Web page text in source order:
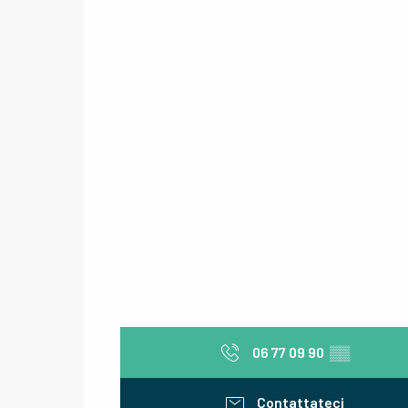
06 77 09 90 ▒▒
Contattateci